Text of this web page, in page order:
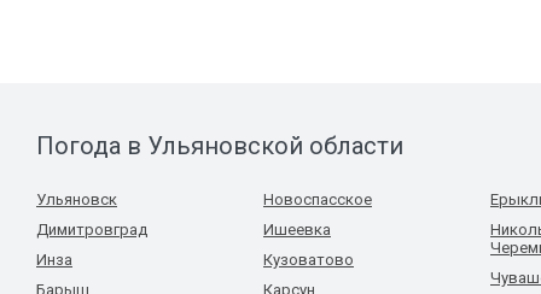
Погода в Ульяновской области
Ульяновск
Димитровград
Инза
Барыш
Новоспасское
Ишеевка
Кузоватово
Карсун